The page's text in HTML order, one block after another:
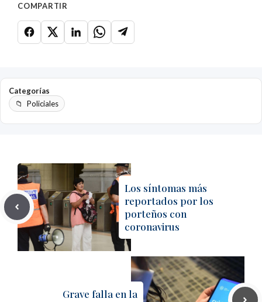
COMPARTIR
Categorías
Policiales
Los síntomas más
reportados por los
porteños con
coronavirus
Grave falla en la